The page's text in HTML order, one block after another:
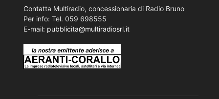
Contatta Multiradio, concessionaria di Radio Bruno
Per info: Tel. 059 698555
E-mail: pubblicita@multiradiosrl.it